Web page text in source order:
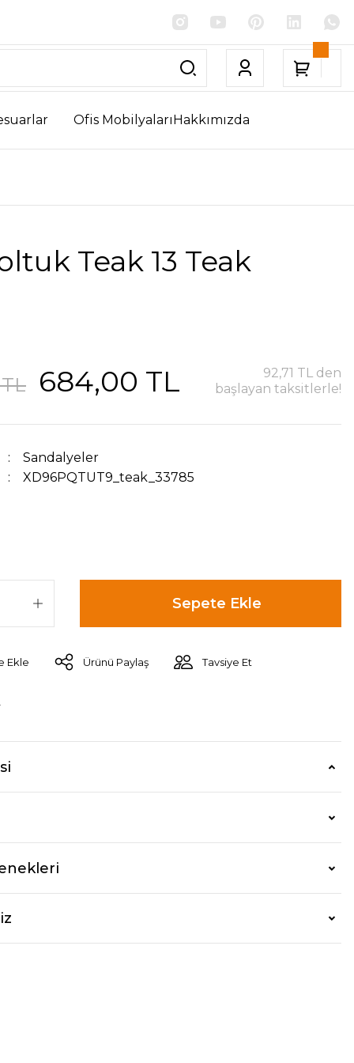
Ofis MobilyalarıHakkımızda
Teak 13 Teak
684,00 TL
92,71 TL den
başlayan taksitlerle!
Sandalyeler
XD96PQTUT9_teak_33785
Sepete Ekle
Ürünü Paylaş Tavsiye Et